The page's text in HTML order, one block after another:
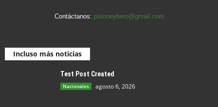
Contáctanos: puroneybero@gmail.com
Incluso más noticias
Test Post Created
Nacionales agosto 6, 2026